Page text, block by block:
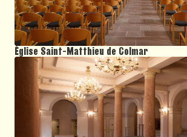
Église Saint-Matthieu de Colmar